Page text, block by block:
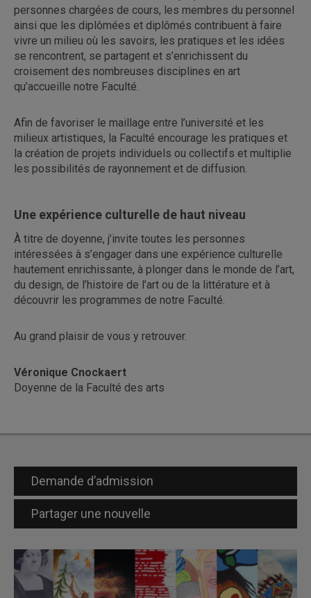
personnes chargées de cours, les membres du personnel
ainsi que les diplômées et diplômés contribuent à faire
vivre un milieu où les savoirs, les pratiques et les idées
se rencontrent, se partagent et s’enrichissent du
croisement des nombreuses disciplines en art
qu’accueille notre Faculté.
Afin de favoriser le maillage entre l’université et les
milieux artistiques, la Faculté encourage les pratiques et
la création de projets individuels ou collectifs et multiplie
les possibilités de rayonnement et de diffusion.
Une expérience culturelle de haut niveau
À titre de doyenne, j’invite toutes les personnes
intéressées à s’engager dans une expérience culturelle
hautement enrichissante, à plonger dans le monde de l’art,
du design, de l’histoire de l’art ou de la littérature et à
découvrir les programmes de notre Faculté.
Au grand plaisir de vous y retrouver.
Véronique Cnockaert
Doyenne de la Faculté des arts
Demande d’admission
Partager une nouvelle